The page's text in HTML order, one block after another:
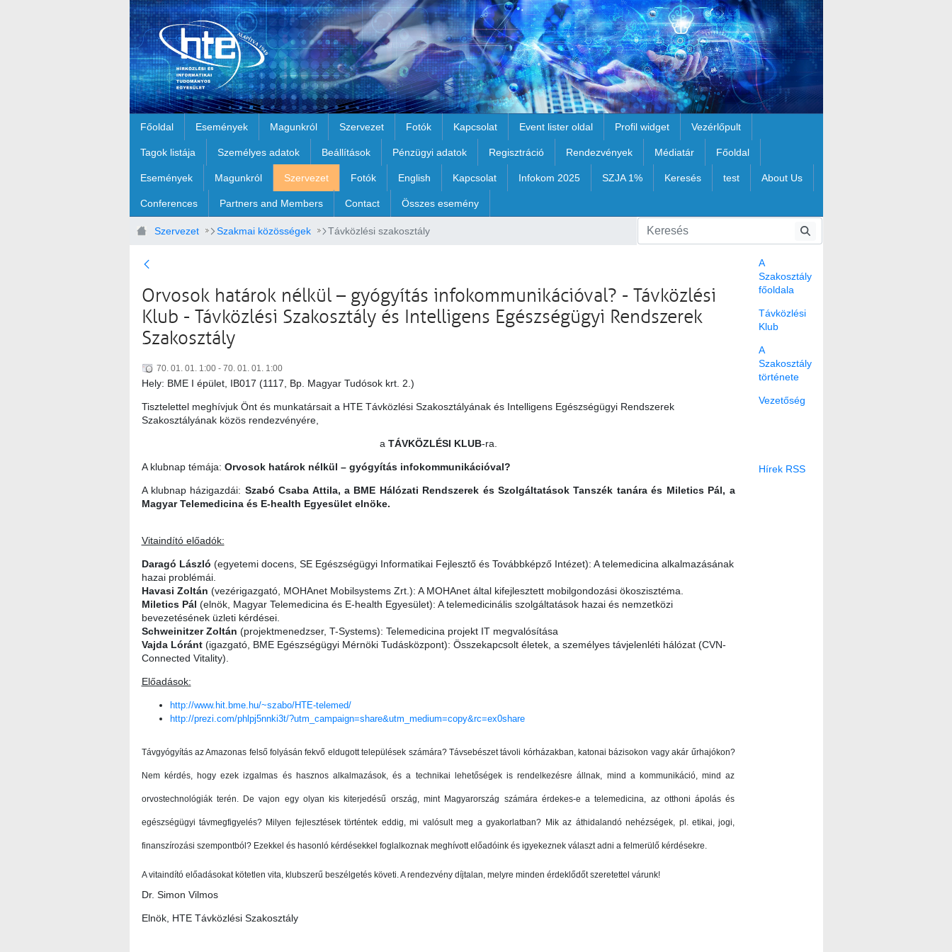
Főoldal Események Magunkról Szervezet Fotók Kapcsolat Event lister oldal Profil widget Vezérlőpult
Tagok listája Személyes adatok Beállítások Pénzügyi adatok Regisztráció Rendezvények Médiatár Főoldal
Események Magunkról Szervezet Fotók English Kapcsolat Infokom 2025 SZJA 1% Keresés test About Us
Conferences Partners and Members Contact Összes esemény
Szervezet Szakmai közösségek Távközlési szakosztály
Orvosok határok nélkül – gyógyítás infokommunikációval? - Távközlési
Klub - Távközlési Szakosztály és Intelligens Egészségügyi Rendszerek
Szakosztály
70. 01. 01. 1:00 - 70. 01. 01. 1:00
Hely: BME I épület, IB017 (1117, Bp. Magyar Tudósok krt. 2.)
Tisztelettel meghívjuk Önt és munkatársait a HTE Távközlési Szakosztályának és Intelligens Egészségügyi Rendszerek
Szakosztályának közös rendezvényére,
a TÁVKÖZLÉSI KLUB-ra.
A klubnap témája: Orvosok határok nélkül – gyógyítás infokommunikációval?
A klubnap házigazdái: Szabó Csaba Attila, a BME Hálózati Rendszerek és Szolgáltatások Tanszék tanára és Miletics Pál, a
Magyar Telemedicina és E-health Egyesület elnöke.
Vitaindító előadók:
Daragó László (egyetemi docens, SE Egészségügyi Informatikai Fejlesztő és Továbbképző Intézet): A telemedicina alkalmazásának
hazai problémái.
Havasi Zoltán (vezérigazgató, MOHAnet Mobilsystems Zrt.): A MOHAnet által kifejlesztett mobilgondozási ökoszisztéma.
Miletics Pál (elnök, Magyar Telemedicina és E-health Egyesület): A telemedicinális szolgáltatások hazai és nemzetközi
bevezetésének üzleti kérdései.
Schweinitzer Zoltán (projektmenedzser, T-Systems): Telemedicina projekt IT megvalósítása
Vajda Lóránt(igazgató, BME Egészségügyi Mérnöki Tudásközpont): Összekapcsolt életek, a személyes távjelenléti hálózat (CVN-
Connected Vitality).
Előadások:
http://www.hit.bme.hu/~szabo/HTE-telemed/
http://prezi.com/phlpj5nnki3t/?utm_campaign=share&utm_medium=copy&rc=ex0share
Távgyógyítás az Amazonas felső folyásán fekvő eldugott települések számára? Távsebészet távoli kórházakban, katonai bázisokon vagy akár űrhajókon?
Nem kérdés, hogy ezek izgalmas és hasznos alkalmazások, és a technikai lehetőségek is rendelkezésre állnak, mind a kommunikáció, mind az
orvostechnológiák terén. De vajon egy olyan kis kiterjedésű ország, mint Magyarország számára érdekes-e a telemedicina, az otthoni ápolás és
egészségügyi távmegfigyelés? Milyen fejlesztések történtek eddig, mi valósult meg a gyakorlatban? Mik az áthidalandó nehézségek, pl. etikai, jogi,
finanszírozási szempontból? Ezekkel és hasonló kérdésekkel foglalkoznak meghívott előadóink és igyekeznek választ adni a felmerülő kérdésekre.
A vitaindító előadásokat kötetlen vita, klubszerű beszélgetés követi. A rendezvény díjtalan, melyre minden érdeklődőt szeretettel várunk!
Dr. Simon Vilmos
Elnök, HTE Távközlési Szakosztály
A
Szakosztály
főoldala
Távközlési
Klub
A
Szakosztály
története
Vezetőség
Hírek RSS